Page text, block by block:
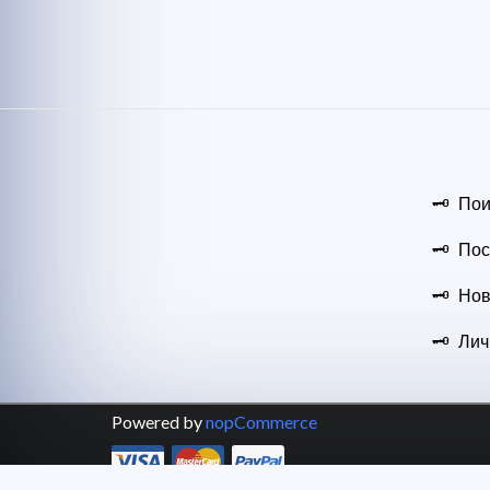
Powered bynopCommerce